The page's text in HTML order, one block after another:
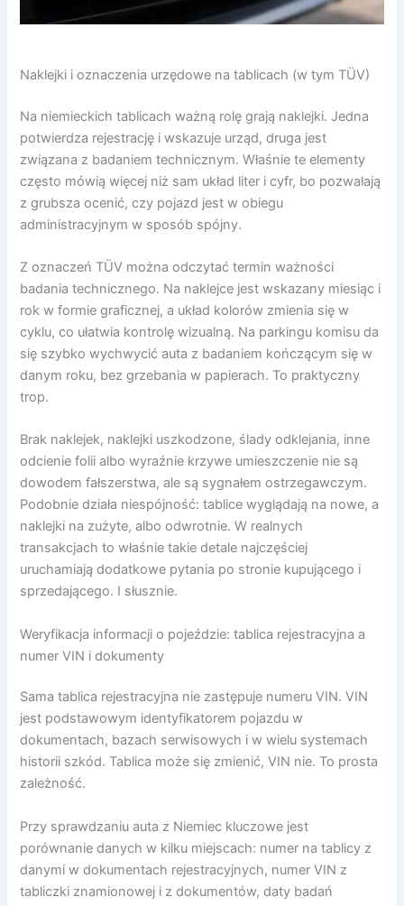
Naklejki i oznaczenia urzędowe na tablicach (w tym TÜV)
Na niemieckich tablicach ważną rolę grają naklejki. Jedna
potwierdza rejestrację i wskazuje urząd, druga jest
związana z badaniem technicznym. Właśnie te elementy
często mówią więcej niż sam układ liter i cyfr, bo pozwalają
z grubsza ocenić, czy pojazd jest w obiegu
administracyjnym w sposób spójny.
Z oznaczeń TÜV można odczytać termin ważności
badania technicznego. Na naklejce jest wskazany miesiąc i
rok w formie graficznej, a układ kolorów zmienia się w
cyklu, co ułatwia kontrolę wizualną. Na parkingu komisu da
się szybko wychwycić auta z badaniem kończącym się w
danym roku, bez grzebania w papierach. To praktyczny
trop.
Brak naklejek, naklejki uszkodzone, ślady odklejania, inne
odcienie folii albo wyraźnie krzywe umieszczenie nie są
dowodem fałszerstwa, ale są sygnałem ostrzegawczym.
Podobnie działa niespójność: tablice wyglądają na nowe, a
naklejki na zużyte, albo odwrotnie. W realnych
transakcjach to właśnie takie detale najczęściej
uruchamiają dodatkowe pytania po stronie kupującego i
sprzedającego. I słusznie.
Weryfikacja informacji o pojeździe: tablica rejestracyjna a
numer VIN i dokumenty
Sama tablica rejestracyjna nie zastępuje numeru VIN. VIN
jest podstawowym identyfikatorem pojazdu w
dokumentach, bazach serwisowych i w wielu systemach
historii szkód. Tablica może się zmienić, VIN nie. To prosta
zależność.
Przy sprawdzaniu auta z Niemiec kluczowe jest
porównanie danych w kilku miejscach: numer na tablicy z
danymi w dokumentach rejestracyjnych, numer VIN z
tabliczki znamionowej i z dokumentów, daty badań